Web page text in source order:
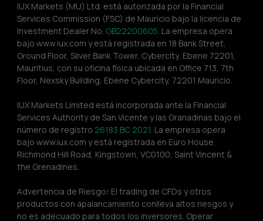
IUX Markets (MU) Ltd. está autorizada por la Financial
Services Commission (FSC) de Mauricio bajo la licencia de
Investment Dealer No. GB22200605. La empresa opera
bajo www.iux.com y está registrada en 18 Bank Street,
Ground Floor, Silver Bank Tower, Cybercity, Ebene 72201,
Mauritius, con su oficina física ubicada en Office 713, 7th
Floor, Nexsky Building, Ebene Cybercity, 72201 Mauricio.
IUX Markets Limited está incorporada ante la Financial
Services Authority de San Vicente y las Granadinas bajo el
número de registro 26183 BC 2021. La empresa opera
bajo www.iux.com y está registrada en Euro House,
Richmond Hill Road, Kingstown, VC0100, Saint Vincent &
the Grenadines.
Advertencia de Riesgo: El trading de CFDs y otros
productos con apalancamiento conlleva altos riesgos y
no es adecuado para todos los inversores. Operar